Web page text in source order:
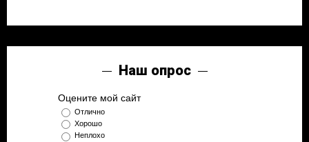
Наш опрос
Оцените мой сайт
Отлично
Хорошо
Неплохо